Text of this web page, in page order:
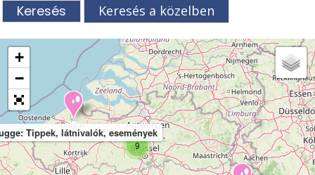
Keresés a közelben
9
Tippek, látnivalók, események
+
−